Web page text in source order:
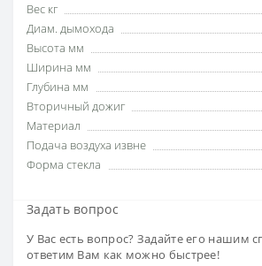
Вес кг
Диам. дымохода
Высота мм
Ширина мм
Глубина мм
Вторичный дожиг
Материал
Подача воздуха извне
Форма стекла
Задать вопрос
У Вас есть вопрос? Задайте его нашим
ответим Вам как можно быстрее!